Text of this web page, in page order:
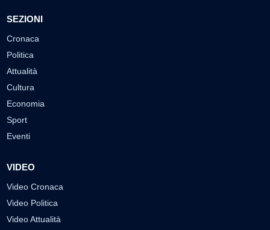
SEZIONI
Cronaca
Politica
Attualità
Cultura
Economia
Sport
Eventi
VIDEO
Video Cronaca
Video Politica
Video Attualità